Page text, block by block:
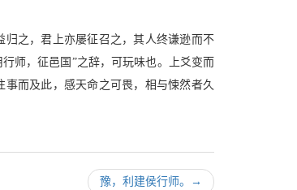
之，君上亦屡征召之，其人终谦逊而不
师，征邑国”之辞，可玩味也。上爻变而
而及此，感天命之可畏，相与悚然者久
豫，利建侯行师。 →